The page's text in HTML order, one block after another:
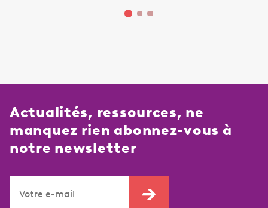
Actualités, ressources, ne
manquez rien abonnez-vous à
notre newsletter